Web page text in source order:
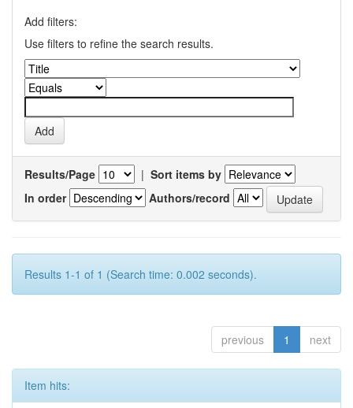
Add filters:
Use filters to refine the search results.
Results/Page | Sort items by
In order
Authors/record
Results 1-1 of 1 (Search time: 0.002 seconds).
previous 1 next
Item hits: